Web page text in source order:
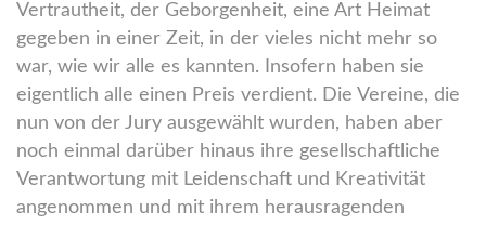
Vertrautheit, der Geborgenheit, eine Art Heimat
gegeben in einer Zeit, in der vieles nicht mehr so
war, wie wir alle es kannten. Insofern haben sie
eigentlich alle einen Preis verdient. Die Vereine, die
nun von der Jury ausgewählt wurden, haben aber
noch einmal darüber hinaus ihre gesellschaftliche
Verantwortung mit Leidenschaft und Kreativität
angenommen und mit ihrem herausragenden